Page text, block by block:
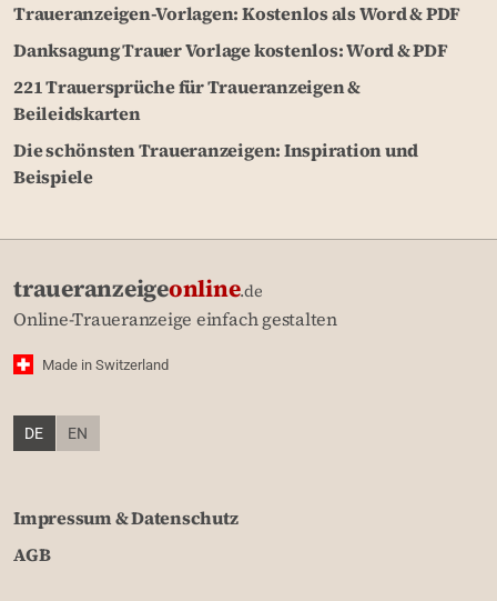
Traueranzeigen-Vorlagen: Kostenlos als Word & PDF
Danksagung Trauer Vorlage kostenlos: Word & PDF
221 Trauersprüche für Traueranzeigen &
Beileidskarten
Die schönsten Traueranzeigen: Inspiration und
Beispiele
traueranzeigeonline.de
Online-Traueranzeige einfach gestalten
Made in Switzerland
DE EN
Impressum & Datenschutz
AGB